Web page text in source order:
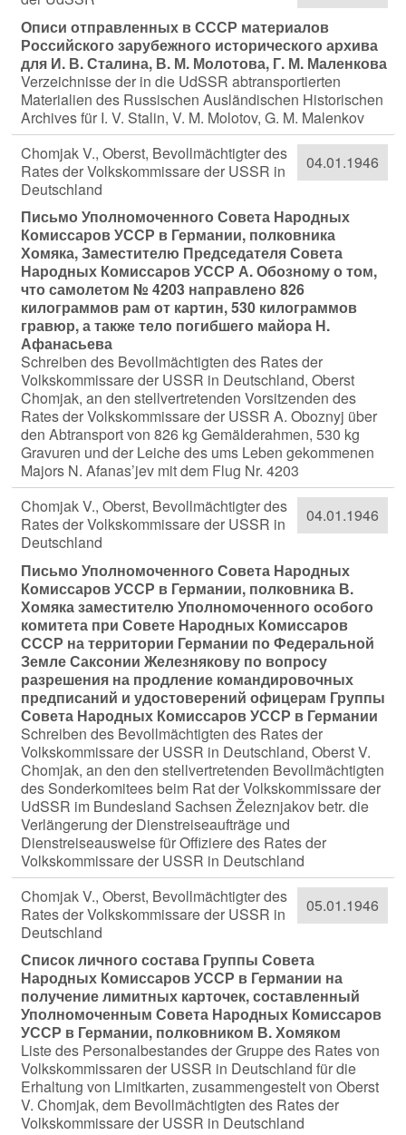
Описи отправленных в СССР материалов
Российского зарубежного исторического архива
для И. В. Сталина, В. М. Молотова, Г. М. Маленкова
Verzeichnisse der in die UdSSR abtransportierten
Materialien des Russischen Ausländischen Historischen
Archives für I. V. Stalin, V. M. Molotov, G. M. Malenkov
04.01.1946
Chomjak V., Oberst, Bevollmächtigter des
Rates der Volkskommissare der USSR in
Deutschland
Письмо Уполномоченного Совета Народных
Комиссаров УССР в Германии, полковника
Хомяка, Заместителю Председателя Совета
Народных Комиссаров УССР А. Обозному о том,
что самолетом № 4203 направлено 826
килограммов рам от картин, 530 килограммов
гравюр, а также тело погибшего майора Н.
Афанасьева
Schreiben des Bevollmächtigten des Rates der
Volkskommissare der USSR in Deutschland, Oberst
Chomjak, an den stellvertretenden Vorsitzenden des
Rates der Volkskommissare der USSR A. Oboznyj über
den Abtransport von 826 kg Gemälderahmen, 530 kg
Gravuren und der Leiche des ums Leben gekommenen
Majors N. Afanas’jev mit dem Flug Nr. 4203
04.01.1946
Chomjak V., Oberst, Bevollmächtigter des
Rates der Volkskommissare der USSR in
Deutschland
Письмо Уполномоченного Совета Народных
Комиссаров УССР в Германии, полковника В.
Хомяка заместителю Уполномоченного особого
комитета при Совете Народных Комиссаров
СССР на территории Германии по Федеральной
Земле Саксонии Железнякову по вопросу
разрешения на продление командировочных
предписаний и удостоверений офицерам Группы
Совета Народных Комиссаров УССР в Германии
Schreiben des Bevollmächtigten des Rates der
Volkskommissare der USSR in Deutschland, Oberst V.
Chomjak, an den den stellvertretenden Bevollmächtigten
des Sonderkomitees beim Rat der Volkskommissare der
UdSSR im Bundesland Sachsen Železnjakov betr. die
Verlängerung der Dienstreiseaufträge und
Dienstreiseausweise für Offiziere des Rates der
Volkskommissare der USSR in Deutschland
05.01.1946
Chomjak V., Oberst, Bevollmächtigter des
Rates der Volkskommissare der USSR in
Deutschland
Список личного состава Группы Совета
Народных Комиссаров УССР в Германии на
получение лимитных карточек, составленный
Уполномоченным Совета Народных Комиссаров
УССР в Германии, полковником В. Хомяком
Liste des Personalbestandes der Gruppe des Rates von
Volkskommissaren der USSR in Deutschland für die
Erhaltung von Limitkarten, zusammengestelt von Oberst
V. Chomjak, dem Bevollmächtigten des Rates der
Volkskommissare der USSR in Deutschland